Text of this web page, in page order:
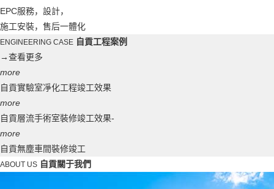
EPC服務，設計，
施工安裝，售后一體化
ENGINEERING CASE 自貢工程案例
→查看更多
more
自貢實驗室凈化工程竣工效果
more
自貢層流手術室裝修竣工效果-
more
自貢無塵車間裝修竣工
ABOUT US 自貢關于我們